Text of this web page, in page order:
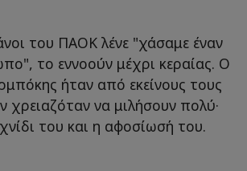
του ΠΑΟΚ λένε "χάσαμε έναν
το εννοούν μέχρι κεραίας. Ο
ήταν από εκείνους τους
χρειαζόταν να μιλήσουν πολύ·
του και η αφοσίωσή του.